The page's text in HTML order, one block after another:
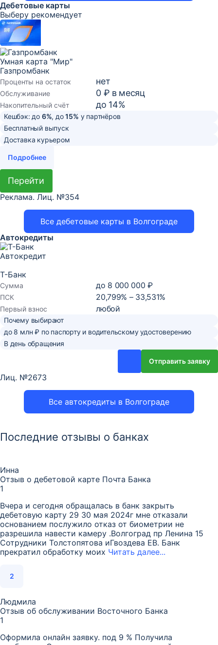
Дебетовые карты
Все дебетовые карты в Волгограде
Выберу рекомендует
Умная карта "Мир"
Газпромбанк
Проценты на остаток нет
Обслуживание 0 ₽ в месяц
Накопительный счёт до 14%
Кешбэк: до 6%, до15% у партнёров
Бесплатный выпуск
Доставка курьером
Подробнее
Перейти
Реклама. Лиц. №354
Автокредиты
Все автокредиты в Волгограде
Автокредит
Т-Банк
Сумма до 8 000 000 ₽
ПСК 20,799% – 33,531%
Первый взнос любой
Почему выбирают
до 8 млн ₽ по паспорту и водительскому удостоверению
В день обращения
Отправить заявку
Лиц. №2673
Последние отзывы о банках
Инна
Отзыв о дебетовой карте Почта Банка
1
Вчера и сегодня обращалась в банк закрыть
дебетовую карту 29 30 мая 2024г мне отказали
основанием послужило отказ от биометрии не
разрешила навести камеру .Волгоград пр Ленина 15
Сотрудники Толстопятова иГвоздева ЕВ. Банк
прекратил обработку моих Читать далее...
2
Людмила
Отзыв об обслуживании Восточного Банка
1
Оформила онлайн заявку. под 9 % Получила